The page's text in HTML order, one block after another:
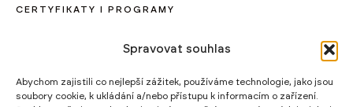
Spravovat souhlas
Abychom zajistili co nejlepší zážitek, používáme technologie, jako jsou
soubory cookie, k ukládání a/nebo přístupu k informacím o zařízení.
CERTYFIKATY I PROGRAMY
WIELKI LAS 19,
84-242 LUZINO